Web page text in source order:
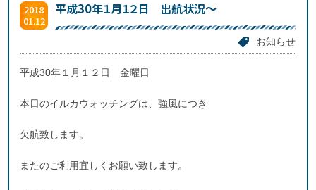
2018
01.12
平成30年１月１２日 出航状況～
お知らせ
平成30年１月１２日 金曜日
本日のイルカウォッチングは、強風につき
欠航致します。
またのご利用宜しくお願い致します。